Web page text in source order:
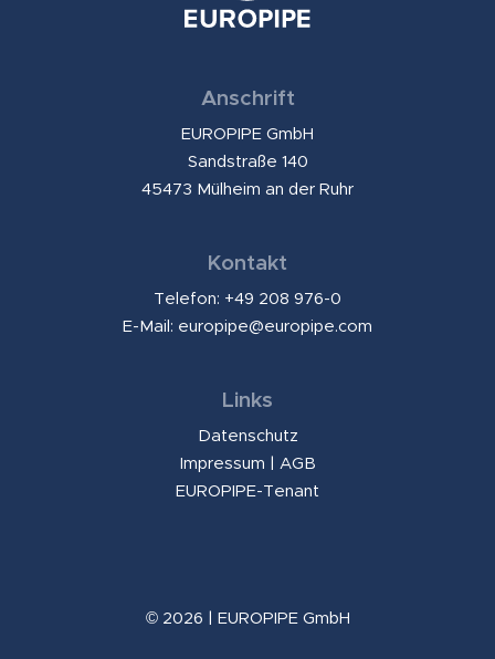
Anschrift
EUROPIPE GmbH
Sandstraße 140
45473 Mülheim an der Ruhr
Kontakt
Telefon: +49 208 976-0
E-Mail: europipe@europipe.com
Links
Datenschutz
Impressum
AGB
EUROPIPE-Tenant
© 2026 | EUROPIPE GmbH